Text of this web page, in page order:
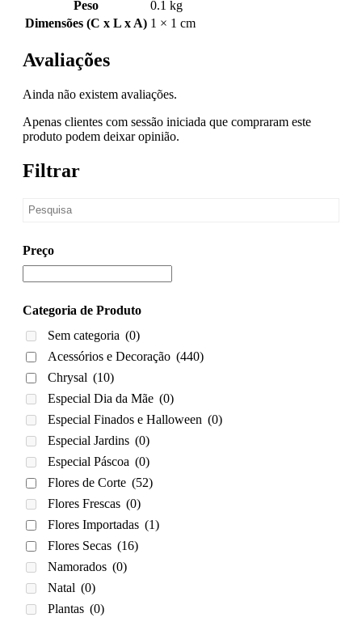
Peso
0.1 kg
Dimensões (C x L x A) 1 × 1 cm
Avaliações
Ainda não existem avaliações.
Apenas clientes com sessão iniciada que compraram este
produto podem deixar opinião.
Filtrar
Preço
Categoria de Produto
Sem categoria (0)
Acessórios e Decoração (440)
Chrysal (10)
Especial Dia da Mãe (0)
Especial Finados e Halloween (0)
Especial Jardins (0)
Especial Páscoa (0)
Flores de Corte (52)
Flores Frescas (0)
Flores Importadas (1)
Flores Secas (16)
Namorados (0)
Natal (0)
Plantas (0)